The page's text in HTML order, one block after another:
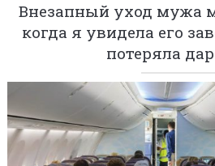
Внезапный уход мужа
когда я увидела его
потеряла